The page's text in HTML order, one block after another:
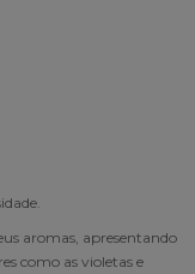
aromas, apresentando
como as violetas e